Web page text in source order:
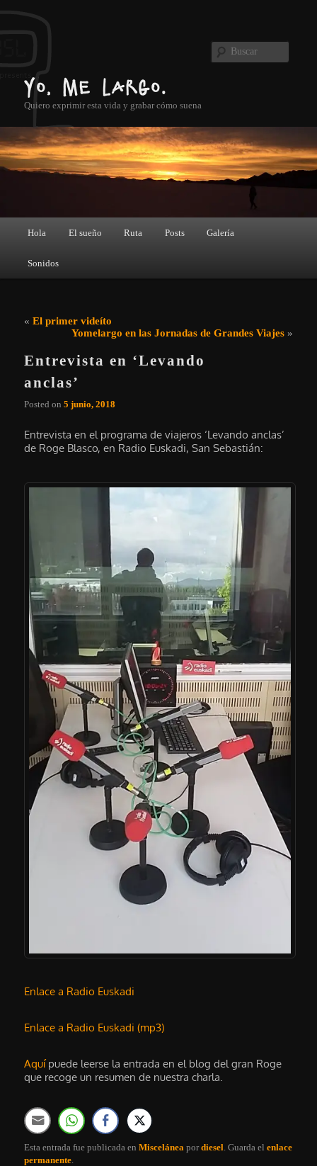
Yo, me largo.
Quiero exprimir esta vida y grabar cómo suena
Buscar
Hola
El sueño Ruta Posts Galería
Sonidos
Navegación de entradas
«El primer videíto
Yomelargo en las Jornadas de Grandes Viajes»
Entrevista en ‘Levando
anclas’
Posted on5 junio, 2018
Entrevista en el programa de viajeros ‘Levando anclas’
de Roge Blasco, en Radio Euskadi, San Sebastián:
Enlace a Radio Euskadi
Enlace a Radio Euskadi (mp3)
Aquípuede leerse la entrada en el blog del gran Roge
que recoge un resumen de nuestra charla.
Esta entrada fue publicada enMiscelánea pordiesel . Guarda elenlace
permanente